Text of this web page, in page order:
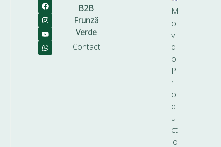
B2B
Frunză
Verde
Contact
M
o
vi
d
o
P
r
o
d
u
ct
io